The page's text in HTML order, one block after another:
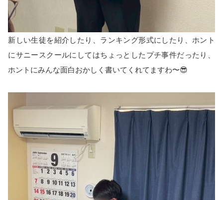
新しい生徒を紹介したり、ランキング形式にしたり、ホント
にサニースクールにしてはちょっとしたプチ事件だったり、
ホントにみんな面白おかしく書いてくれてますわ〜😎